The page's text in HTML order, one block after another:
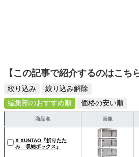
【この記事で紹介するのはこちら
絞り込み
絞り込み解除
編集部のおすすめ順
価格の安い順
商品名 画像
X XUNTAO『折りたた
み 収納ボックス』